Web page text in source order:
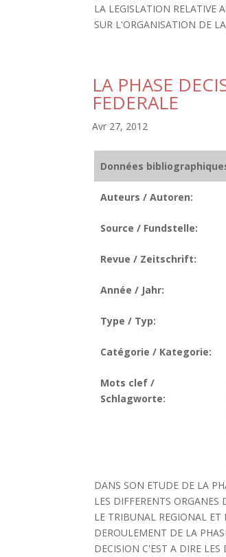
LA LEGISLATION RELATIVE
SUR L'ORGANISATION DE
LA PHASE
FEDERALE
Avr 27, 2012
Données
Auteurs / Autoren:
Source / Fundstelle:
Revue / Zeitschrift:
Année / Jahr:
Type / Typ:
Catégorie / Kategorie:
Mots clef /
Schlagworte:
DANS SON ETUDE DE LA
LES DIFFERENTS
LE TRIBUNAL REGIONAL ET
DEROULEMENT DE LA
DECISION C'EST A DIRE LES